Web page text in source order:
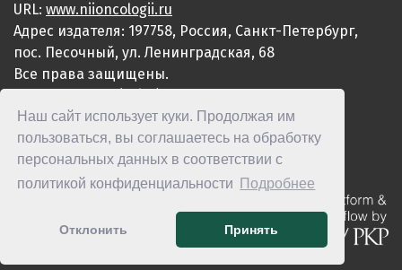
Наш сайт использует куки. Продолжая им
пользоваться, вы соглашаетесь на обработку
персональных данных в соответствии с
политикой конфиденциальности
Подробнее
Отклонить Принять
URL: www.niioncologii.ru
Адрес издателя: 197758, Россия, Санкт-Петербург,
пос. Песочный, ул. Ленинградская, 68
Все права защищены.
ISSN 2949-4915 (Online)